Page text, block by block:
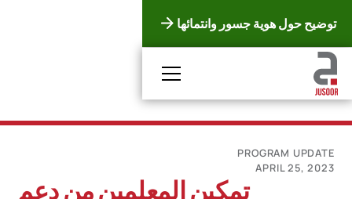
توضيح حول هوية جسور وانتمائها
PROGRAM UPDATE
APRIL 25, 2023
تمكين المعلمين من دعم